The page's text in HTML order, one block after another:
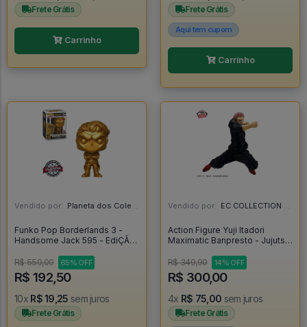
Frete Grátis
Carrinho
Frete Grátis
Aqui tem cupom
Carrinho
Vendido por: Planeta dos Colecionáveis - SP
Funko Pop Borderlands 3 -
Handsome Jack 595 - EdiÇÃo
#594
R$ 550,00 65% OFF
R$ 192,50
10x R$ 19,25 sem juros
Frete Grátis
Vendido por: EC COLLECTION - SP
Action Figure Yuji Itadori
Maximatic Banpresto - Jujutsu
R$ 349,90
14% OFF
R$ 300,00
4x R$ 75,00 sem juros
Frete Grátis